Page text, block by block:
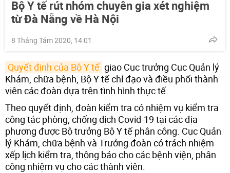
Bộ Y tế rút nhóm chuyên gia xét nghiệm
từ Đà Nẵng về Hà Nội
8 Tháng Tám 2020, 14:01
Quyết định của Bộ Y tế giao Cục trưởng Cục Quản lý
Khám, chữa bệnh, Bộ Y tế chỉ đạo và điều phối thành
viên các đoàn dựa trên tình hình thực tế.
Theo quyết định, đoàn kiểm tra có nhiệm vụ kiểm tra
công tác phòng, chống dịch Covid-19 tại các địa
phương được Bộ trưởng Bộ Y tế phân công. Cục Quản
lý Khám, chữa bệnh và Trưởng đoàn có trách nhiệm
xếp lịch kiểm tra, thông báo cho các bệnh viện, phân
công nhiệm vụ cho các thành viên.